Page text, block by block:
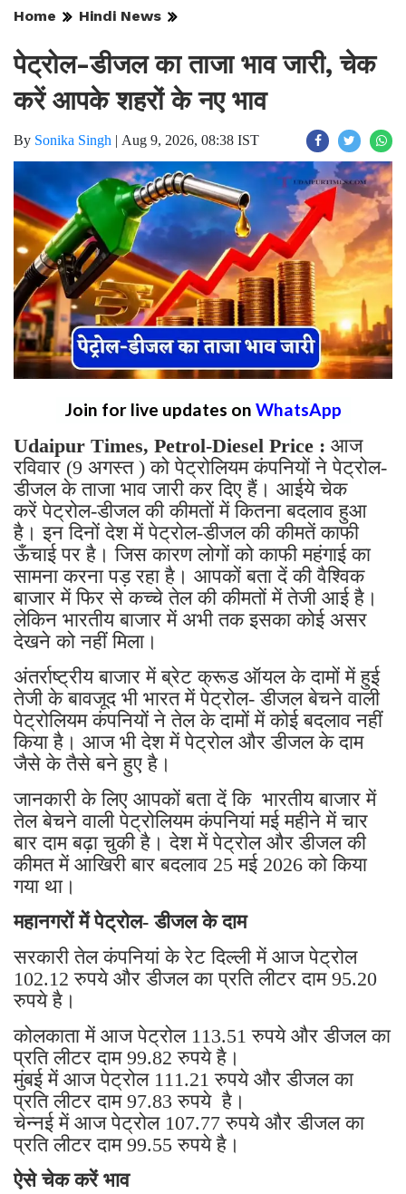
Home Hindi News
पेट्रोल-डीजल का ताजा भाव जारी, चेक
करें आपके शहरों के नए भाव
By Sonika Singh | Aug 9, 2026, 08:38 IST
Join for live updates on WhatsApp
Udaipur Times, Petrol-Diesel Price : आज
रविवार (9 अगस्त ) को पेट्रोलियम कंपनियों ने पेट्रोल-
डीजल के ताजा भाव जारी कर दिए हैं। आईये चेक
करें पेट्रोल-डीजल की कीमतों में कितना बदलाव हुआ
है। इन दिनों देश में पेट्रोल-डीजल की कीमतें काफी
ऊँचाई पर है। जिस कारण लोगों को काफी महंगाई का
सामना करना पड़ रहा है। आपकों बता दें की वैश्विक
बाजार में फिर से कच्चे तेल की कीमतों में तेजी आई है।
लेकिन भारतीय बाजार में अभी तक इसका कोई असर
देखने को नहीं मिला।
अंतर्राष्ट्रीय बाजार में ब्रेट क्रूड ऑयल के दामों में हुई
तेजी के बावजूद भी भारत में पेट्रोल- डीजल बेचने वाली
पेट्रोलियम कंपनियों ने तेल के दामों में कोई बदलाव नहीं
किया है। आज भी देश में पेट्रोल और डीजल के दाम
जैसे के तैसे बने हुए है।
जानकारी के लिए आपकों बता दें कि भारतीय बाजार में
तेल बेचने वाली पेट्रोलियम कंपनियां मई महीने में चार
बार दाम बढ़ा चुकी है। देश में पेट्रोल और डीजल की
कीमत में आखिरी बार बदलाव 25 मई 2026 को किया
गया था।
महानगरों में पेट्रोल- डीजल के दाम
सरकारी तेल कंपनियां के रेट दिल्ली में आज पेट्रोल
102.12 रुपये और डीजल का प्रति लीटर दाम 95.20
रुपये है।
कोलकाता में आज पेट्रोल 113.51 रुपये और डीजल का
प्रति लीटर दाम 99.82 रुपये है।
मुंबई में आज पेट्रोल 111.21 रुपये और डीजल का
प्रति लीटर दाम 97.83 रुपये है।
चेन्नई में आज पेट्रोल 107.77 रुपये और डीजल का
प्रति लीटर दाम 99.55 रुपये है।
ऐसे चेक करें भाव